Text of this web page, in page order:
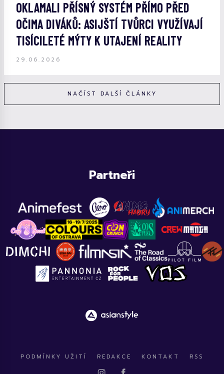
OKLAMALI PŘÍSNÝ SYSTÉM PŘÍMO PŘED
OČIMA DIVÁKŮ: ASIJŠTÍ TVŮRCI VYUŽÍVAJÍ
TISÍCILETÉ MÝTY K UTAJENÍ REALITY
29.06.2026
NAČÍST DALŠÍ ČLÁNKY
Partneři
PODMÍNKY UŽITÍ REDAKCE KONTAKT RSS